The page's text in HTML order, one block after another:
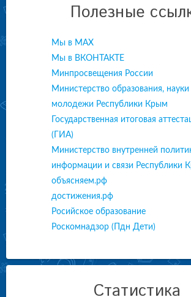
Полезные
Мы в МАХ
Мы в ВКОНТАКТЕ
Минпросвещения России
Министерство образования, науки
молодежи Республики Крым
Государственная итоговая
(ГИА)
Министерство внутренней
информации и связи Республики
объясняем.рф
достижения.рф
Росийское образование
Роскомнадзор (Пдн Дети)
Статистика